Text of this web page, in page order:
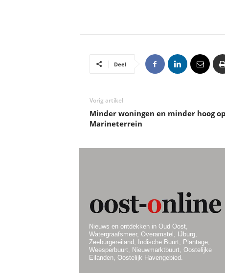
Deel
Vorig artikel
Minder woningen en minder hoog op
Marineterrein
Nieuws en ontdekken in Oud Oost,
Watergraafsmeer, Overamstel, IJburg,
Zeeburgereiland, Indische Buurt, Plantage,
Weesperbuurt, Nieuwmarktbuurt, Oostelijke
Eilanden, Oostelijk Havengebied.